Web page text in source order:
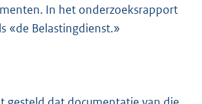
In het onderzoeksrapport
«de Belastingdienst.»